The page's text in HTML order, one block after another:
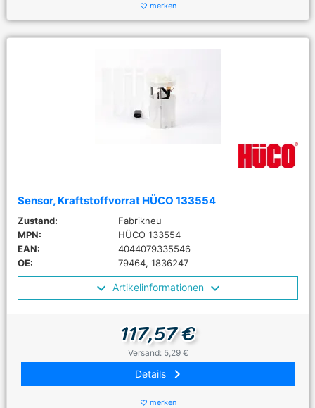
favorite_border merken
Sensor, Kraftstoffvorrat HÜCO 133554
Zustand:
Fabrikneu
MPN:
HÜCO 133554
EAN:
4044079335546
OE:
79464, 1836247
Artikelinformationen
117,57 €
Versand: 5,29 €
Details keyboard_arrow_right
favorite_border merken